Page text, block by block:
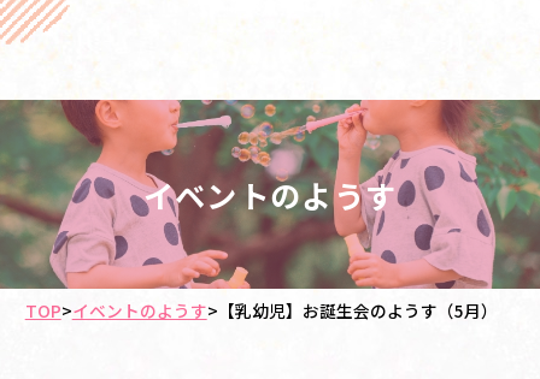
イベントのようす
TOP>イベントのようす> 【乳幼児】お誕生会のようす（5月）